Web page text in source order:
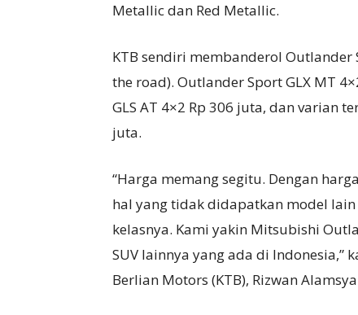
Metallic dan Red Metallic.
KTB sendiri membanderol
the road). Outlander Sport GLX MT
GLS AT 4×2 Rp 306 juta, dan varian
juta.
“Harga memang segitu. Dengan
hal yang tidak didapatkan model
kelasnya. Kami yakin Mitsubishi
SUV lainnya yang ada di Indonesia,”
Berlian Motors (KTB), Rizwan